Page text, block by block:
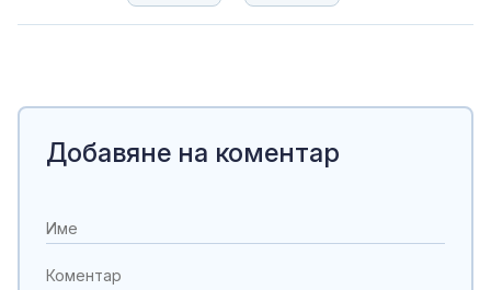
Добавяне на коментар